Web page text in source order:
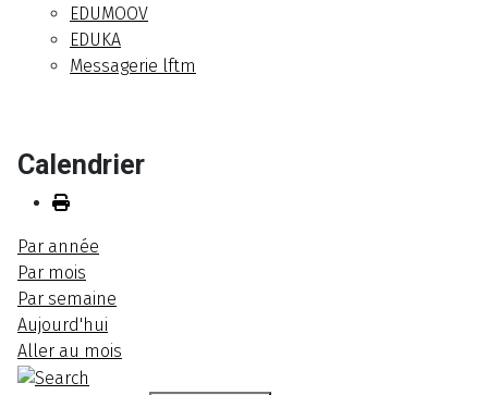
EDUMOOV
EDUKA
Messagerie lftm
Calendrier
Par année
Par mois
Par semaine
Aujourd'hui
Aller au mois